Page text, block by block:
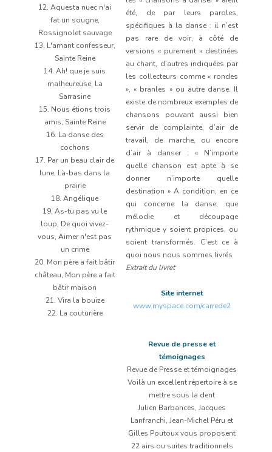
12. Aquesta nuec n'ai
fat un sougne,
Rossignolet sauvage
13. L'amant confesseur,
Sainte Reine
14. Ah! que je suis
malheureuse, La
Sarrasine
15. Nous étions trois
amis, Sainte Reine
16. La danse des
cochons
17. Par un beau clair de
lune, Là-bas dans la
prairie
18. Angélique
19. As-tu pas vu le
loup, De quoi vivez-
vous, Aimer n'est pas
un crime
20. Mon père a fait bâtir
château, Mon père a fait
bâtir maison
21. Vira la bouize
22. La couturière
été, de par leurs paroles,
spécifiques à la danse : il n’est
pas rare de voir, à côté de
versions « purement » destinées
au chant, d’autres indiquées par
les collecteurs comme « rondes
», « branles » ou autre danse. Il
existe de nombreux exemples de
chansons pouvant aussi bien
servir de complainte, d’air de
travail, de marche, ou encore
d’air à danser : « N’importe
quelle chanson est apte à se
donner n’importe quelle
destination » A condition, en ce
qui concerne la danse, que
mélodie et découpage
rythmique y soient propices, ou
soient transformés. C’est ce à
quoi nous nous sommes livrés
Extrait du livret
Site internet
www.myspace.com/carrede2
Revue de presse et
témoignages
Revue de Presse et témoignages
Voilà un excellent répertoire à se
mettre sous la dent
Julien Barbances, Jacques
Lanfranchi, Jean-Michel Péru et
Gilles Poutoux vous proposent
22 airs ou suites traditionnels